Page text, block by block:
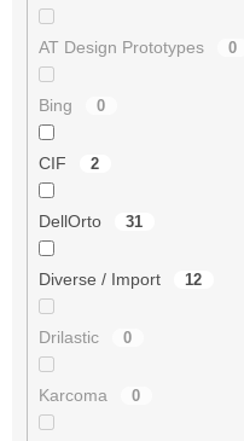
AT Design Prototypes 0
Bing 0
CIF 2
DellOrto 31
Diverse / Import 12
Drilastic 0
Karcoma 0